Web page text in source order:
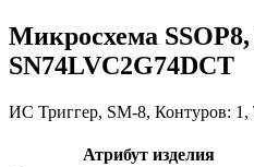
Микросхема
SN74LVC2G74DCT
ИС Триггер, SM-8, Контуров: 1,
Атрибут изделия